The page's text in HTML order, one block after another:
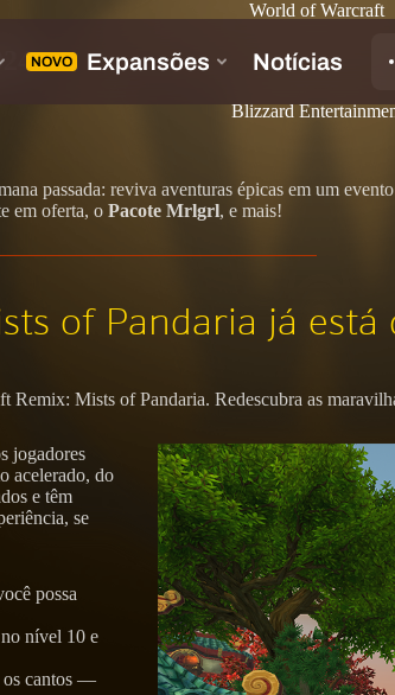
World of Warcraft
Blizzard
passada: reviva aventuras épicas em um
em oferta, o Pacote Mrlgrl, e mais!
of Pandaria já está
Mists of Pandaria. Redescubra as
jogadores
acelerado, do
e têm
se
possa
nível 10 e
os cantos —